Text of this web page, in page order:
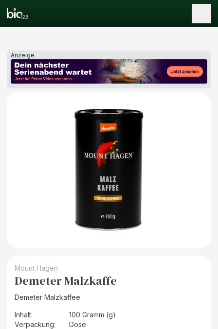
Anzeige
Mount Hagen
Demeter Malzkaffe
Demeter Malzkaffee
Inhalt:
100 Gramm (g)
Verpackung:
Dose